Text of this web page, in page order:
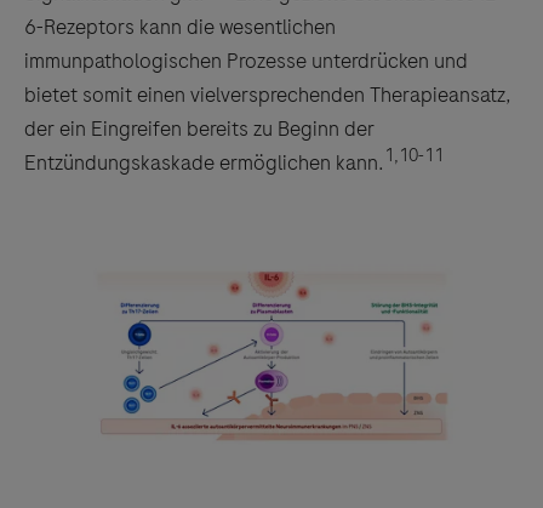
6-Rezeptors kann die wesentlichen
immunpathologischen Prozesse unterdrücken und
bietet somit einen vielversprechenden Therapieansatz,
der ein Eingreifen bereits zu Beginn der
Entzündungskaskade ermöglichen kann. 1,10-11